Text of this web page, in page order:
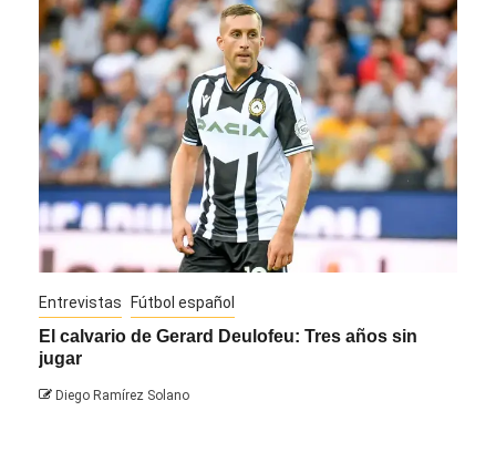
Entrevistas Fútbol español
El calvario de Gerard Deulofeu: Tres años sin
jugar
Diego Ramírez Solano